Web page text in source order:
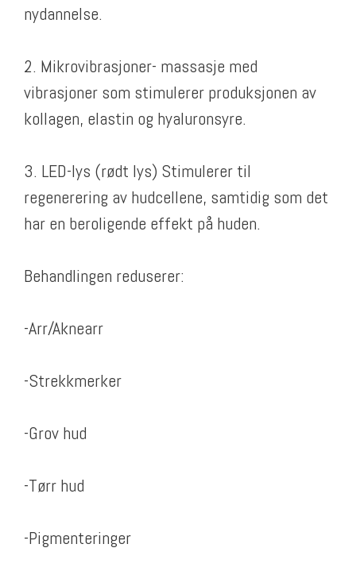
nydannelse.
2. Mikrovibrasjoner- massasje med
vibrasjoner som stimulerer produksjonen av
kollagen, elastin og hyaluronsyre.
3. LED-lys (rødt lys) Stimulerer til
regenerering av hudcellene, samtidig som det
har en beroligende effekt på huden.
Behandlingen reduserer:
-Arr/Aknearr
-Strekkmerker
-Grov hud
-Tørr hud
-Pigmenteringer